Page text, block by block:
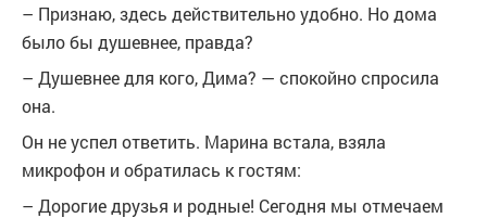
– Признаю, здесь действительно удобно. Но дома
было бы душевнее, правда?
– Душевнее для кого, Дима? — спокойно спросила
она.
Он не успел ответить. Марина встала, взяла
микрофон и обратилась к гостям:
– Дорогие друзья и родные! Сегодня мы отмечаем